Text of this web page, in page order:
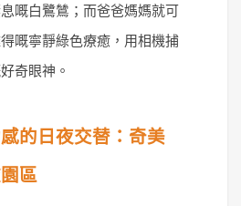
嘅白鷺鷥；而爸爸媽媽就可
嘅寧靜綠色療癒，用相機捕
奇眼神。
的日夜交替：奇美
區